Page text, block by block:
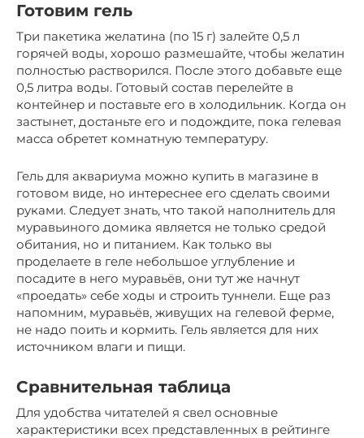
Готовим гель
Три пакетика желатина (по 15 г) залейте 0,5 л
горячей воды, хорошо размешайте, чтобы желатин
полностью растворился. После этого добавьте еще
0,5 литра воды. Готовый состав перелейте в
контейнер и поставьте его в холодильник. Когда он
застынет, достаньте его и подождите, пока гелевая
масса обретет комнатную температуру.
Гель для аквариума можно купить в магазине в
готовом виде, но интереснее его сделать своими
руками. Следует знать, что такой наполнитель для
муравьиного домика является не только средой
обитания, но и питанием. Как только вы
проделаете в геле небольшое углубление и
посадите в него муравьёв, они тут же начнут
«проедать» себе ходы и строить туннели. Еще раз
напомним, муравьёв, живущих на гелевой ферме,
не надо поить и кормить. Гель является для них
источником влаги и пищи.
Сравнительная таблица
Для удобства читателей я свел основные
характеристики всех представленных в рейтинге